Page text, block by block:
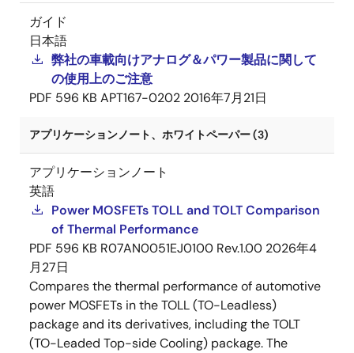
ガイド
日本語
弊社の車載向けアナログ＆パワー製品に関して
の使用上のご注意
PDF 596 KB APT167-0202 2016年7月21日
アプリケーションノート、ホワイトペーパー (3)
アプリケーションノート
英語
Power MOSFETs TOLL and TOLT Comparison
of Thermal Performance
PDF 596 KB R07AN0051EJ0100 Rev.1.00 2026年4
月27日
Compares the thermal performance of automotive
power MOSFETs in the TOLL (TO-Leadless)
package and its derivatives, including the TOLT
(TO-Leaded Top-side Cooling) package. The